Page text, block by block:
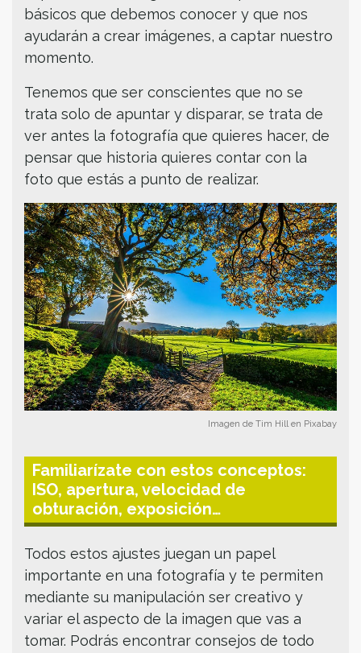
básicos que debemos conocer y que nos
ayudarán a crear imágenes, a captar nuestro
momento.
Tenemos que ser conscientes que no se
trata solo de apuntar y disparar, se trata de
ver antes la fotografía que quieres hacer, de
pensar que historia quieres contar con la
foto que estás a punto de realizar.
Imagen de Tim Hill en Pixabay
Familiarízate con estos conceptos:
ISO, apertura, velocidad de
obturación, exposición…
Todos estos ajustes juegan un papel
importante en una fotografía y te permiten
mediante su manipulación ser creativo y
variar el aspecto de la imagen que vas a
tomar. Podrás encontrar consejos de todo